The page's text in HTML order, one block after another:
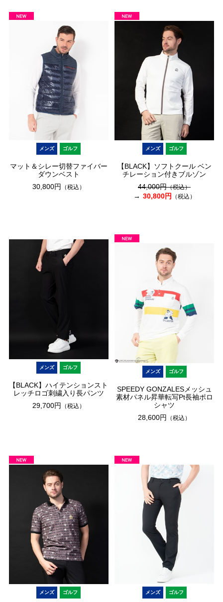
メンズ ゴルフ
マット＆シレー切替ファイバー
ダウンベスト
30,800円
（税込）
メンズ ゴルフ
【BLACK】ソフトクール ベン
チレーション付きブルゾン
44,000円（税込）
30,800円 （税込）
メンズ ゴルフ
【BLACK】ハイテンションスト
レッチロゴ刺繍入り長パンツ
29,700円
（税込）
メンズ ゴルフ
SPEEDY GONZALESメッシュ
素材パネル昇華転写Pt長袖ポロ
シャツ
28,600円
（税込）
メンズ ゴルフ メンズ ゴルフ